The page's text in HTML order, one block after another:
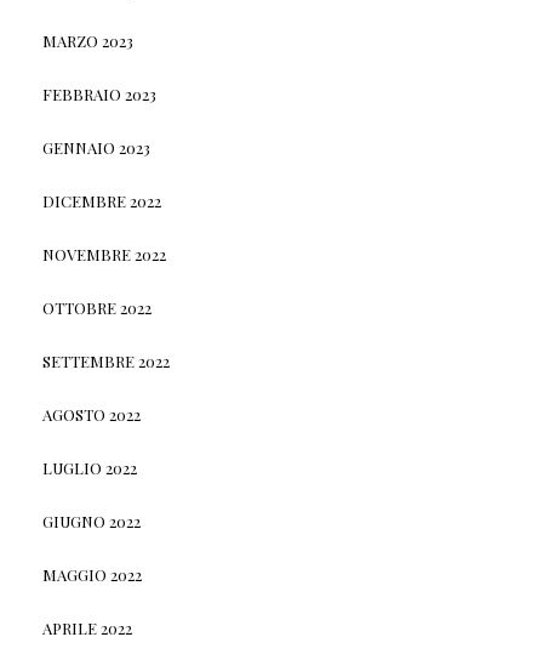
MARZO 2023
FEBBRAIO 2023
GENNAIO 2023
DICEMBRE 2022
NOVEMBRE 2022
OTTOBRE 2022
SETTEMBRE 2022
AGOSTO 2022
LUGLIO 2022
GIUGNO 2022
MAGGIO 2022
APRILE 2022